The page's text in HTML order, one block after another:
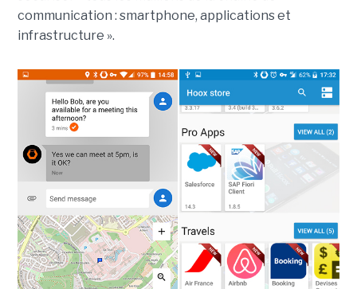
communication : smartphone, applications et
infrastructure ».